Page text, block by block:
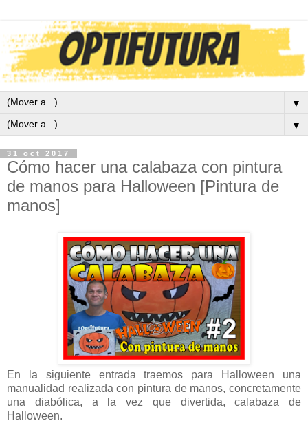
▼
▼
31 oct 2017
Cómo hacer una calabaza con pintura
de manos para Halloween [Pintura de
manos]
En la siguiente entrada traemos para Halloween una
manualidad realizada con pintura de manos, concretamente
una diabólica, a la vez que divertida, calabaza de
Halloween.